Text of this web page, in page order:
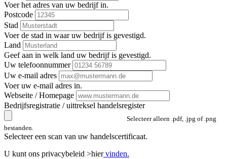
Voer het adres van uw bedrijf in.
Postcode
Stad
Voer de stad in waar uw bedrijf is gevestigd.
Land
Geef aan in welk land uw bedrijf is gevestigd.
Uw telefoonnummer
Uw e-mail adres
Voer uw e-mail adres in.
Webseite / Homepage
Bedrijfsregistratie / uittreksel handelsregister
Selecteer alleen .pdf, .jpg of .png
bestanden.
Selecteer een scan van uw handelscertificaat.
U kunt ons privacybeleid >hiervinden.